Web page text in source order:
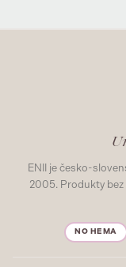
ENII je česko-
2005. Produkty
NO HEMA